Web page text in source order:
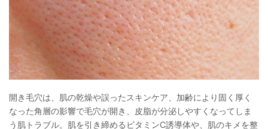
開き毛穴は、肌の乾燥や誤ったスキンケア、加齢により固く厚く
なった角層の影響で毛穴が開き、皮脂が分泌しやすくなってしま
う肌トラブル。肌を引き締めるビタミンC誘導体や、肌のキメを整